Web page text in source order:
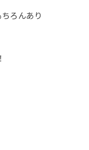
ろんあり